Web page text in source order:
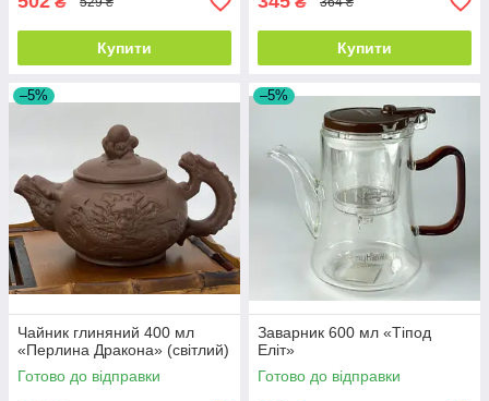
Купити Купити
–5%
Чайник глиняний 400 мл
«Перлина Дракона» (світлий)
Готово до відправки
–5%
Заварник 600 мл «Тіпод
Еліт»
Готово до відправки